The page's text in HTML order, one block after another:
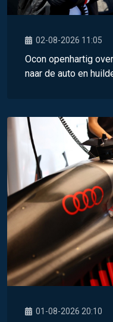
02-08-2026 11:05
Ocon openhartig
naar de auto en
01-08-2026 20:10